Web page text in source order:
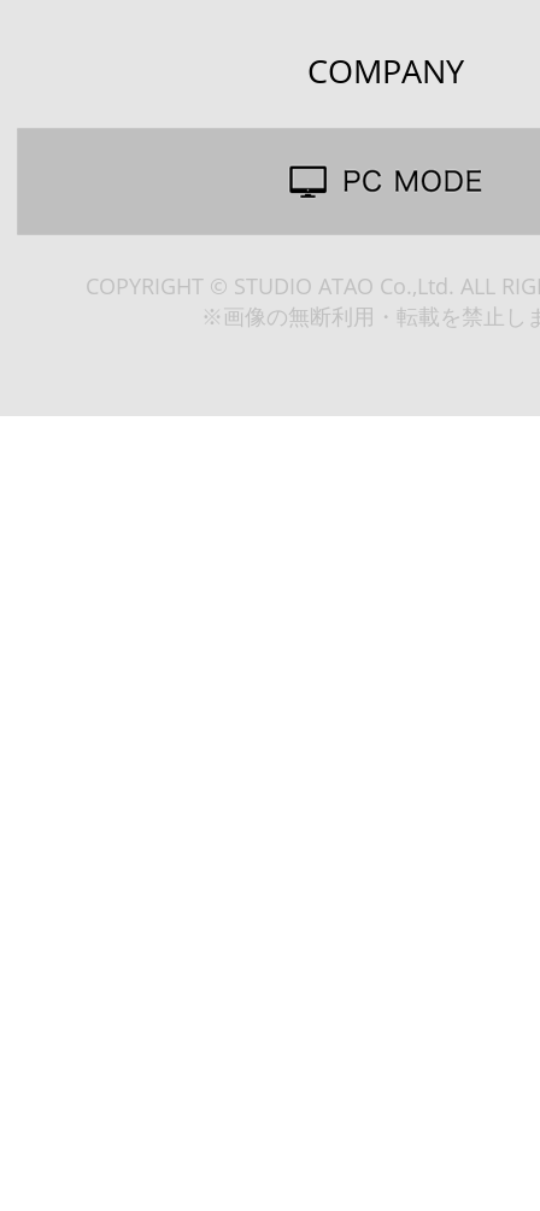
COMPANY
COPYRIGHT © STUDIO ATAO Co.,Ltd. ALL
※画像の無断利用・転載を禁止し